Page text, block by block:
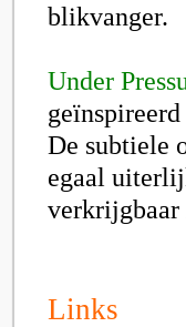
blikvanger.
Under
De subtiele
egaal
verkrijgbaar
Links